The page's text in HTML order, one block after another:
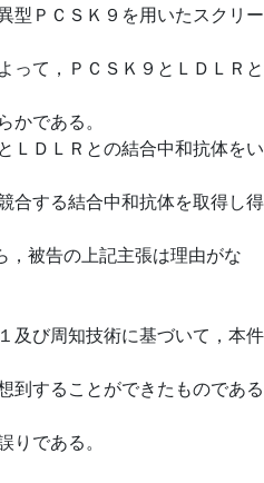
型ＰＣＳＫ９を用いたスクリー
って，ＰＣＳＫ９とＬＤＬＲと
かである。
ＬＤＬＲとの結合中和抗体をい
合する結合中和抗体を取得し得
被告の上記主張は理由がな
及び周知技術に基づいて，本件
到することができたものである
りである。